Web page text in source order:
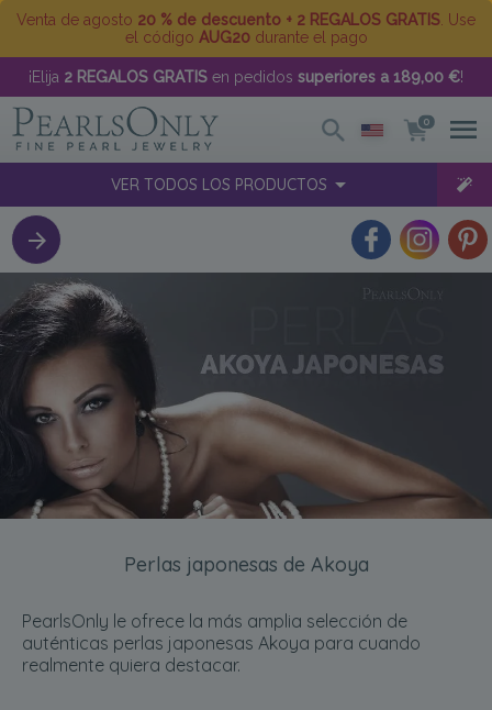
Venta de agosto 20 % de descuento + 2 REGALOS GRATIS . Use
el código AUG20durante el pago
¡Elija 2 REGALOS GRATIS en pedidos superiores a 189,00 €!
0
VER TODOS LOS PRODUCTOS
Perlas japonesas de Akoya
PearlsOnly le ofrece la más amplia selección de
auténticas perlas japonesas Akoya para cuando
realmente quiera destacar.